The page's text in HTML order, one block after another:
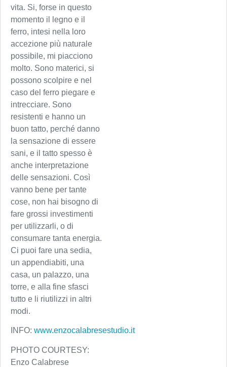
vita. Si, forse in questo
momento il legno e il
ferro, intesi nella loro
accezione più naturale
possibile, mi piacciono
molto. Sono materici, si
possono scolpire e nel
caso del ferro piegare e
intrecciare. Sono
resistenti e hanno un
buon tatto, perché danno
la sensazione di essere
sani, e il tatto spesso è
anche interpretazione
delle sensazioni. Così
vanno bene per tante
cose, non hai bisogno di
fare grossi investimenti
per utilizzarli, o di
consumare tanta energia.
Ci puoi fare una sedia,
un appendiabiti, una
casa, un palazzo, una
torre, e alla fine sfasci
tutto e li riutilizzi in altri
modi.
INFO: www.enzocalabresestudio.it
PHOTO COURTESY:
Enzo Calabrese